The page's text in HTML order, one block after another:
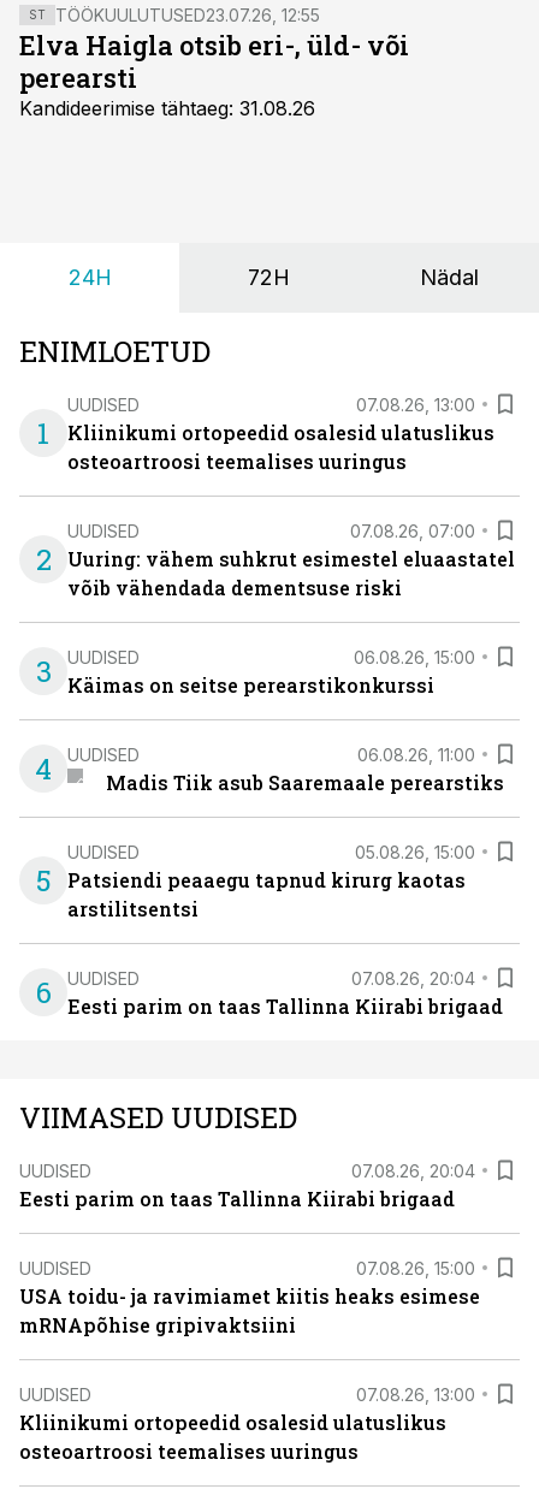
ST TÖÖKUULUTUSED23.07.26, 12:55
Elva Haigla otsib eri-, üld- või
perearsti
Kandideerimise tähtaeg: 31.08.26
24H 72H Nädal
ENIMLOETUD
1
UUDISED 07.08.26, 13:00
Kliinikumi ortopeedid osalesid ulatuslikus
osteoartroosi teemalises uuringus
2
UUDISED 07.08.26, 07:00
Uuring: vähem suhkrut esimestel eluaastatel
võib vähendada dementsuse riski
3 UUDISED 06.08.26, 15:00
Käimas on seitse perearstikonkurssi
4 UUDISED 06.08.26, 11:00
Madis Tiik asub Saaremaale perearstiks
5
UUDISED 05.08.26, 15:00
Patsiendi peaaegu tapnud kirurg kaotas
arstilitsentsi
6 UUDISED 07.08.26, 20:04
Eesti parim on taas Tallinna Kiirabi brigaad
VIIMASED UUDISED
UUDISED 07.08.26, 20:04
Eesti parim on taas Tallinna Kiirabi brigaad
UUDISED 07.08.26, 15:00
USA toidu- ja ravimiamet kiitis heaks esimese
mRNApõhise gripivaktsiini
UUDISED 07.08.26, 13:00
Kliinikumi ortopeedid osalesid ulatuslikus
osteoartroosi teemalises uuringus